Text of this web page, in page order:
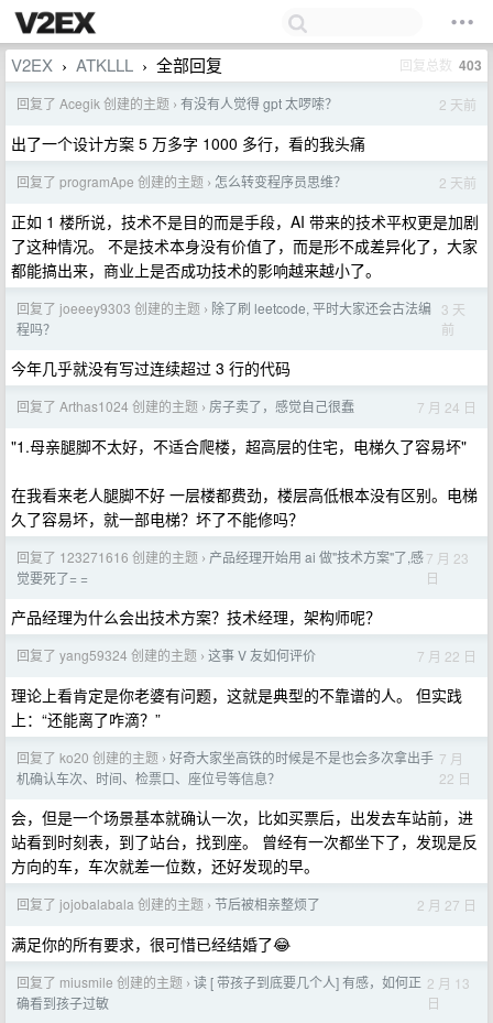
V2EX › ATKLLL › 全部回复 回复总数 403
回复了 Acegik 创建的主题 › 有没有人觉得 gpt 太啰嗦？ 2 天前
出了一个设计方案 5 万多字 1000 多行，看的我头痛
回复了 programApe 创建的主题 › 怎么转变程序员思维？ 2 天前
正如 1 楼所说，技术不是目的而是手段，AI 带来的技术平权更是加剧
了这种情况。 不是技术本身没有价值了，而是形不成差异化了，大家
都能搞出来，商业上是否成功技术的影响越来越小了。
回复了 joeeey9303 创建的主题 › 除了刷 leetcode, 平时大家还会古法编
程吗？
3 天
前
今年几乎就没有写过连续超过 3 行的代码
回复了 Arthas1024 创建的主题 › 房子卖了，感觉自己很蠢 7 月 24 日
"1.母亲腿脚不太好，不适合爬楼，超高层的住宅，电梯久了容易坏"
在我看来老人腿脚不好 一层楼都费劲，楼层高低根本没有区别。电梯
久了容易坏，就一部电梯？坏了不能修吗？
回复了 123271616 创建的主题 › 产品经理开始用 ai 做"技术方案"了,感
觉要死了= =
7 月 23
日
产品经理为什么会出技术方案？技术经理，架构师呢？
回复了 yang59324 创建的主题 › 这事 V 友如何评价 7 月 22 日
理论上看肯定是你老婆有问题，这就是典型的不靠谱的人。 但实践
上：“还能离了咋滴？”
回复了 ko20 创建的主题 › 好奇大家坐高铁的时候是不是也会多次拿出手
机确认车次、时间、检票口、座位号等信息？
7 月
22 日
会，但是一个场景基本就确认一次，比如买票后，出发去车站前，进
站看到时刻表，到了站台，找到座。 曾经有一次都坐下了，发现是反
方向的车，车次就差一位数，还好发现的早。
回复了 jojobalabala 创建的主题 › 节后被相亲整烦了 2 月 27 日
满足你的所有要求，很可惜已经结婚了😂
回复了 miusmile 创建的主题 › 读 [ 带孩子到底要几个人] 有感，如何正
确看到孩子过敏
2 月 13
日